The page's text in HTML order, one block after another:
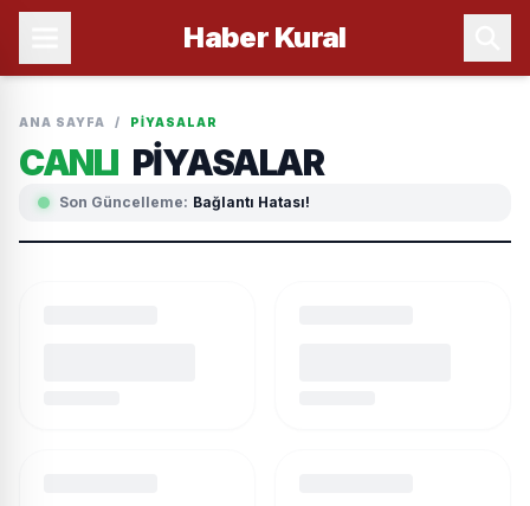
Haber Kural
ANA SAYFA / PIYASALAR
CANLI PIYASALAR
Son Güncelleme: Bağlantı Hatası!